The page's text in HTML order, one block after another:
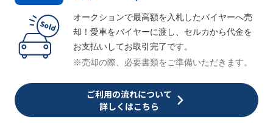
オークションで最高額を入札したバイヤーへ売
却！愛車をバイヤーに渡し、セルカから代金を
お支払いしてお取引完了です。
※売却の際、必要書類をご準備いただきます。
ご利用の流れについて
詳しくはこちら